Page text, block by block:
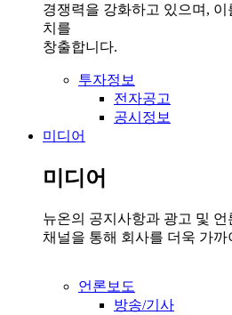
경쟁력을 강화하고 있으며,
치를
창출합니다.
투자정보
전자공고
공시정보
미디어
미디어
뉴온의 공지사항과 광고 및
채널을 통해 회사를 더욱 가
언론보도
방송/기사